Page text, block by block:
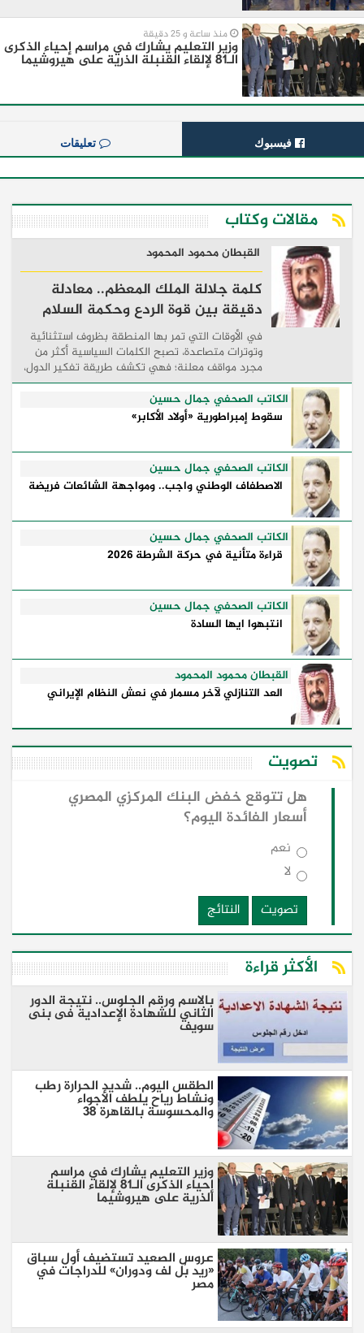
منذ ساعة و 25 دقيقة
وزير التعليم يشارك في مراسم إحياء الذكرى
الـ81 لإلقاء القنبلة الذرية على هيروشيما
فيسبوك تعليقات
مقالات وكتاب
القبطان محمود المحمود
كلمة جلالة الملك المعظم.. معادلة
دقيقة بين قوة الردع وحكمة السلام
في الأوقات التي تمر بها المنطقة بظروف استثنائية
وتوترات متصاعدة، تصبح الكلمات السياسية أكثر من
مجرد مواقف معلنة؛ فهي تكشف طريقة تفكير الدول،
وكيفية إدارتها للأزمات، والحدود التي تفصل بين القوة
...
الكاتب الصحفي جمال حسين
سقوط إمبراطورية «أولاد الأكابر»
الكاتب الصحفي جمال حسين
الاصطفاف الوطني واجب.. ومواجهة الشائعات فريضة
الكاتب الصحفي جمال حسين
قراءة متأنية في حركة الشرطة 2026
الكاتب الصحفي جمال حسين
انتبهوا ايها السادة
القبطان محمود المحمود
العد التنازلي لآخر مسمار في نعش النظام الإيراني
تصويت
هل تتوقع خفض البنك المركزي المصري
أسعار الفائدة اليوم؟
نعم
لا
تصويت
النتائج
الأكثر قراءة
بالاسم ورقم الجلوس.. نتيجة الدور
الثاني للشهادة الإعدادية فى بنى
سويف
الطقس اليوم.. شديد الحرارة رطب
ونشاط رياح يلطف الأجواء
والمحسوسة بالقاهرة 38
وزير التعليم يشارك في مراسم
إحياء الذكرى الـ81 لإلقاء القنبلة
الذرية على هيروشيما
عروس الصعيد تستضيف أول سباق
«ريد بُل لف ودوران» للدراجات في
مصر